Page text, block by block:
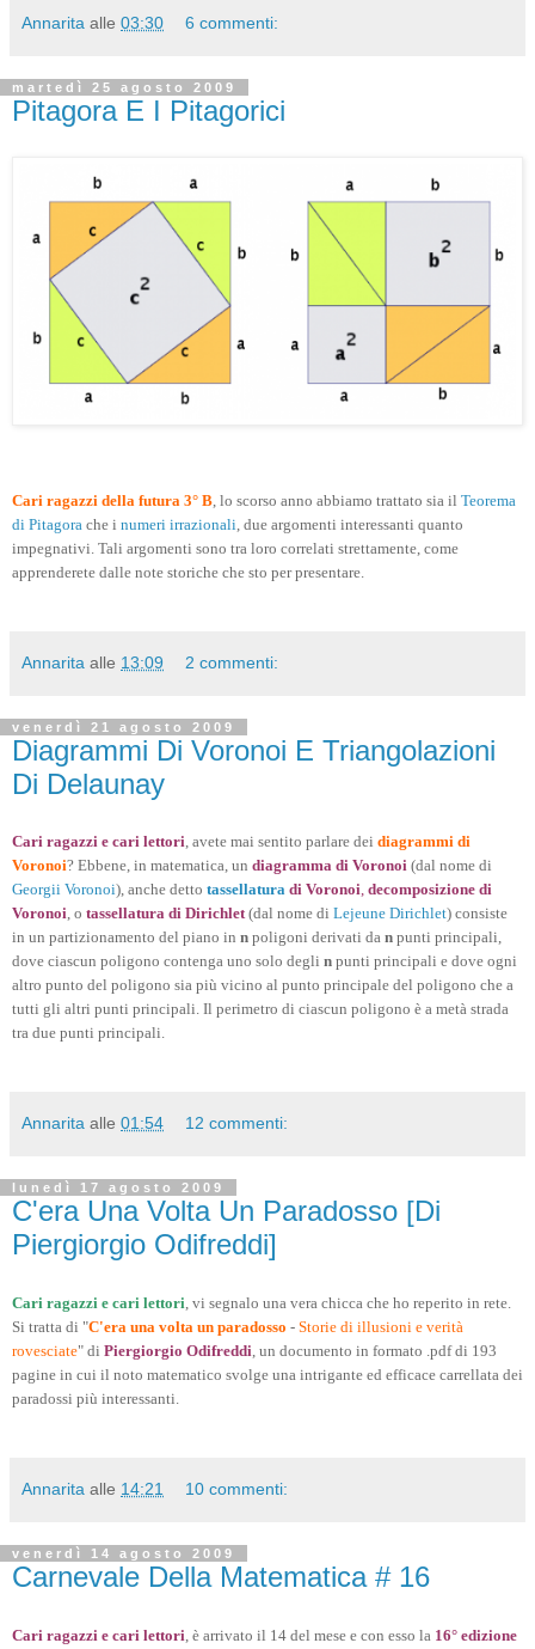
Annarita alle 03:30 6 commenti:
martedì 25 agosto 2009
Pitagora E I Pitagorici
Cari ragazzi della futura 3° B , lo scorso anno abbiamo trattato sia il Teorema
di Pitagora che i numeri irrazionali , due argomenti interessanti quanto
impegnativi. Tali argomenti sono tra loro correlati strettamente, come
apprenderete dalle note storiche che sto per presentare.
Annarita alle 13:09 2 commenti:
venerdì 21 agosto 2009
Diagrammi Di Voronoi E Triangolazioni
Di Delaunay
Cari ragazzi e cari lettori, avete mai sentito parlare dei diagrammi di
Voronoi? Ebbene, in matematica, un diagramma di Voronoi (dal nome di
Georgii Voronoi), anche detto tassellatura di Voronoi, decomposizione di
Voronoi, o tassellatura di Dirichlet(dal nome di Lejeune Dirichlet) consiste
in un partizionamento del piano in n poligoni derivati da n punti principali,
dove ciascun poligono contenga uno solo degli n punti principali e dove ogni
altro punto del poligono sia più vicino al punto principale del poligono che a
tutti gli altri punti principali. Il perimetro di ciascun poligono è a metà strada
tra due punti principali.
Annarita alle 01:54 12 commenti:
lunedì 17 agosto 2009
C'era Una Volta Un Paradosso [Di
Piergiorgio Odifreddi]
Cari ragazzi e cari lettori, vi segnalo una vera chicca che ho reperito in rete.
Si tratta di "C'era una volta un paradosso - Storie di illusioni e verità
rovesciate" di Piergiorgio Odifreddi, un documento in formato .pdf di 193
pagine in cui il noto matematico svolge una intrigante ed efficace carrellata dei
paradossi più interessanti.
Annarita alle 14:21 10 commenti:
venerdì 14 agosto 2009
Carnevale Della Matematica # 16
Cari ragazzi e cari lettori , è arrivato il 14 del mese e con esso la 16° edizione